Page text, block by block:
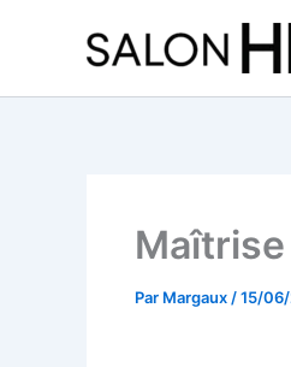
Par Margaux /15/